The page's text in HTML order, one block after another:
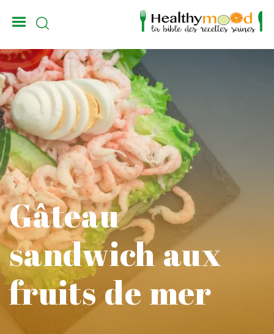
Gâteau
sandwich aux
fruits de mer